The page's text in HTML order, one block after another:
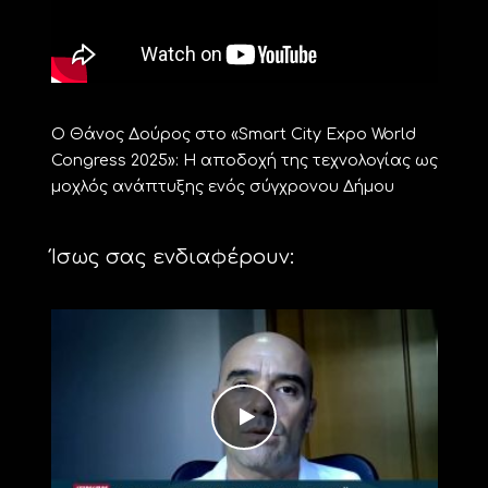
Ο Θάνος Δούρος στο «Smart City Expo World
Congress 2025»: Η αποδοχή της τεχνολογίας ως
μοχλός ανάπτυξης ενός σύγχρονου Δήμου
Ίσως σας ενδιαφέρουν: